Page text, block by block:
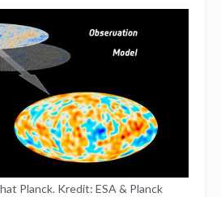
Planck. Kredit: ESA & Planck